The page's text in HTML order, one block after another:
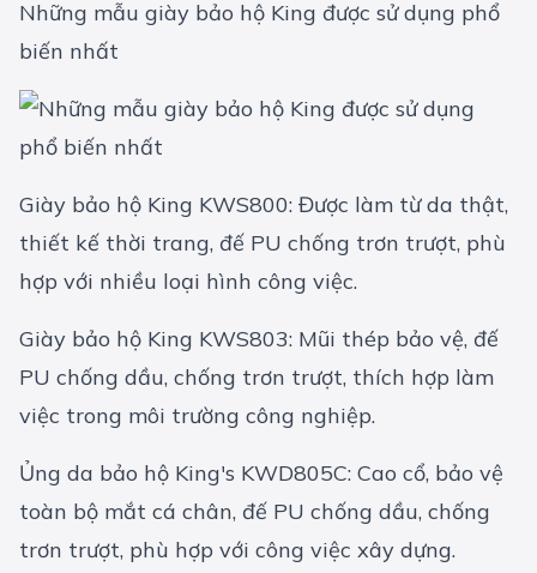
Những mẫu giày bảo hộ King được sử dụng phổ
biến nhất
Giày bảo hộ King KWS800: Được làm từ da thật,
thiết kế thời trang, đế PU chống trơn trượt, phù
hợp với nhiều loại hình công việc.
Giày bảo hộ King KWS803: Mũi thép bảo vệ, đế
PU chống dầu, chống trơn trượt, thích hợp làm
việc trong môi trường công nghiệp.
Ủng da bảo hộ King's KWD805C: Cao cổ, bảo vệ
toàn bộ mắt cá chân, đế PU chống dầu, chống
trơn trượt, phù hợp với công việc xây dựng.